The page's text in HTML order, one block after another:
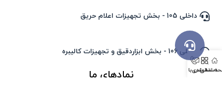
داخلی 105 - بخش تجهیزات اعلام حریق
داخلی 106 - بخش ابزاردقیق و تجهیزات کالیبره
نمادهای ما اصلی
دسته بندی
تماس با ما